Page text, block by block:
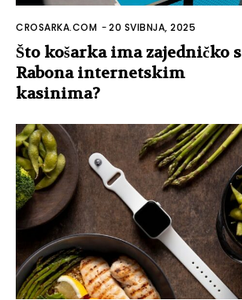
CROSARKA.COM -20 SVIBNJA, 2025
Što košarka ima zajedničko s
Rabona internetskim
kasinima?